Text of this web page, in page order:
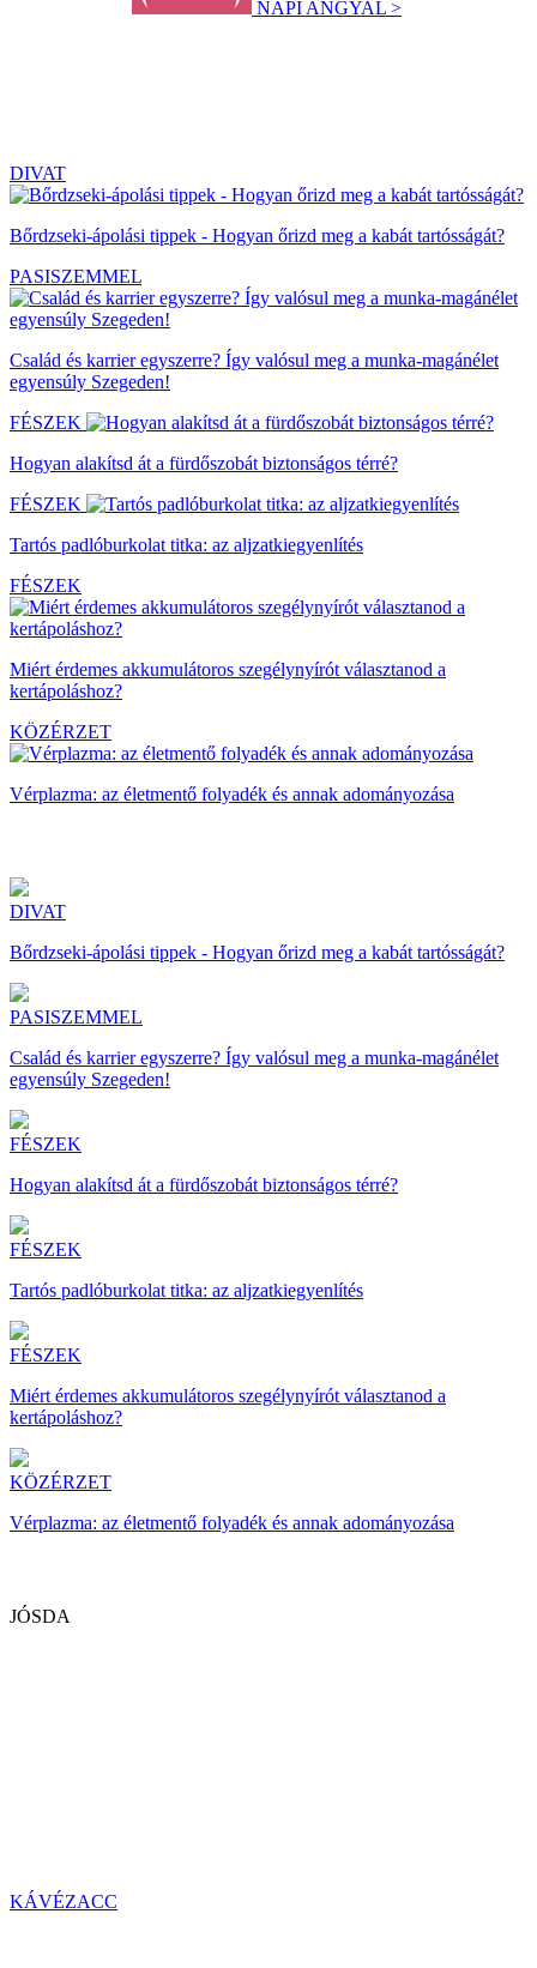
NAPI ANGYAL >
DIVAT
Bőrdzseki-ápolási tippek - Hogyan őrizd meg a kabát tartósságát?
PASISZEMMEL
Család és karrier egyszerre? Így valósul meg a munka-magánélet
egyensúly Szegeden!
FÉSZEK
Hogyan alakítsd át a fürdőszobát biztonságos térré?
FÉSZEK
Tartós padlóburkolat titka: az aljzatkiegyenlítés
FÉSZEK
Miért érdemes akkumulátoros szegélynyírót választanod a
kertápoláshoz?
KÖZÉRZET
Vérplazma: az életmentő folyadék és annak adományozása
DIVAT
Bőrdzseki-ápolási tippek - Hogyan őrizd meg a kabát tartósságát?
PASISZEMMEL
Család és karrier egyszerre? Így valósul meg a munka-magánélet
egyensúly Szegeden!
FÉSZEK
Hogyan alakítsd át a fürdőszobát biztonságos térré?
FÉSZEK
Tartós padlóburkolat titka: az aljzatkiegyenlítés
FÉSZEK
Miért érdemes akkumulátoros szegélynyírót választanod a
kertápoláshoz?
KÖZÉRZET
Vérplazma: az életmentő folyadék és annak adományozása
JÓSDA
KÁVÉZACC